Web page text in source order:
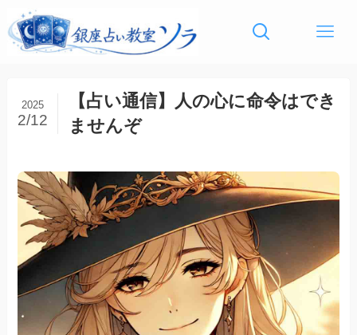
【占い通信】人の心に命令はでき
ませんぞ
2025
2/12